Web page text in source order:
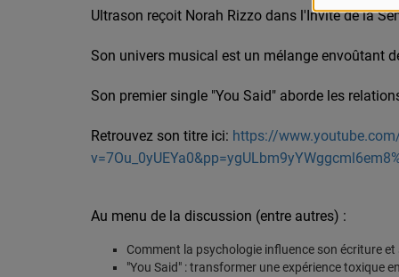
Ultrason reçoit Norah Rizzo dans l'Invité de la
Son univers musical est un mélange envoûtant
Son premier single "You Said" aborde les
Retrouvez son titre ici: https://
Au menu de la discussion (entre autres) :
Comment la psychologie influence son écriture
"You Said" : transformer une expérience toxique